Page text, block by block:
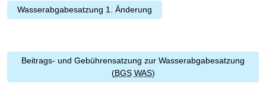
Wasserabgabesatzung 1. Änderung
Beitrags- und Gebührensatzung zur Wasserabgabesatzung
(BGS WAS)